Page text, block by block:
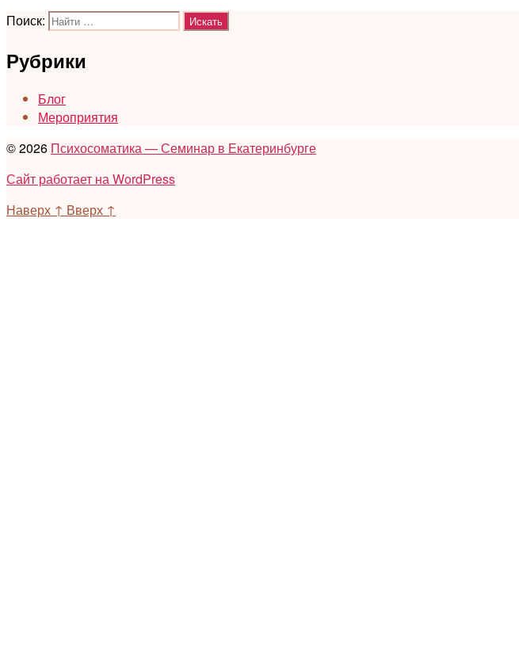
Поиск:
Рубрики
Блог
Мероприятия
© 2026 Психосоматика — Семинар в Екатеринбурге
Сайт работает на WordPress
Наверх ↑ Вверх ↑